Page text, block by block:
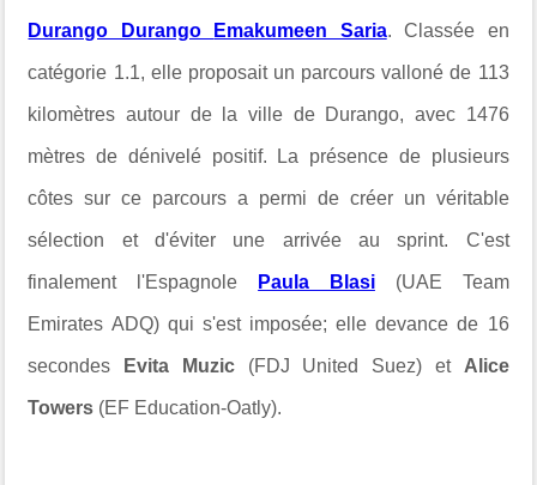
Durango Durango Emakumeen Saria. Classée en
catégorie 1.1, elle proposait un parcours valloné de 113
kilomètres autour de la ville de Durango, avec 1476
mètres de dénivelé positif. La présence de plusieurs
côtes sur ce parcours a permi de créer un véritable
sélection et d'éviter une arrivée au sprint. C'est
finalement l'Espagnole Paula Blasi(UAE Team
Emirates ADQ) qui s'est imposée; elle devance de 16
secondes Evita Muzic(FDJ United Suez) et Alice
Towers (EF Education-Oatly).